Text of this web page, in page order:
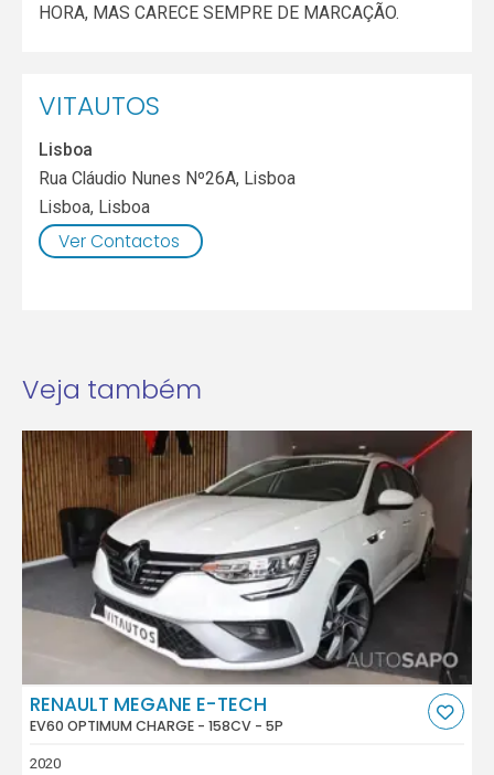
HORA, MAS CARECE SEMPRE DE MARCAÇÃO.
VITAUTOS
Lisboa
Rua Cláudio Nunes Nº26A, Lisboa
Lisboa, Lisboa
Ver Contactos
Veja também
RENAULT MEGANE E-TECH
EV60 OPTIMUM CHARGE - 158CV - 5P
2020